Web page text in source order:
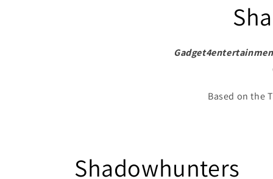
Based on the
C
Shadowhunters